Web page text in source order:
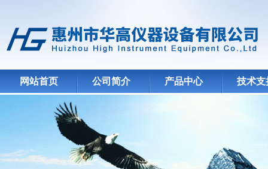
网站首页 公司简介 产品中心 技术支